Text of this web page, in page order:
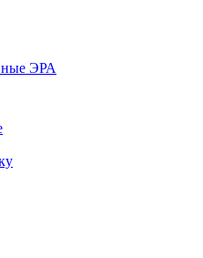
ЭРА